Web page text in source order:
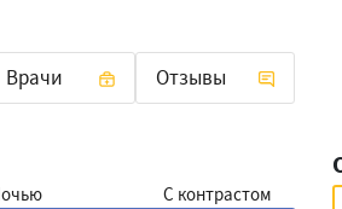
Врачи Отзывы
C контрастом